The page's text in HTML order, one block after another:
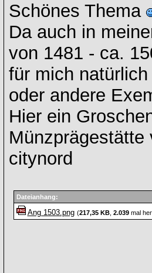
Schönes Thema
Da auch in
von 1481 - ca.
für mich
oder andere
Hier ein
citynord
Dateianhang:
Ang 1503.png (217,35 KB, 2.039mal